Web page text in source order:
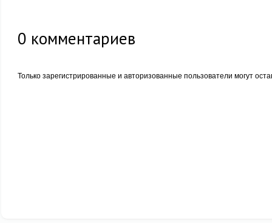
0 комментариев
Только зарегистрированные и авторизованные пользователи могут